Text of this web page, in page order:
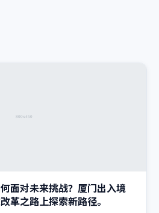
面对未来挑战？厦门出入境
革之路上探索新路径。